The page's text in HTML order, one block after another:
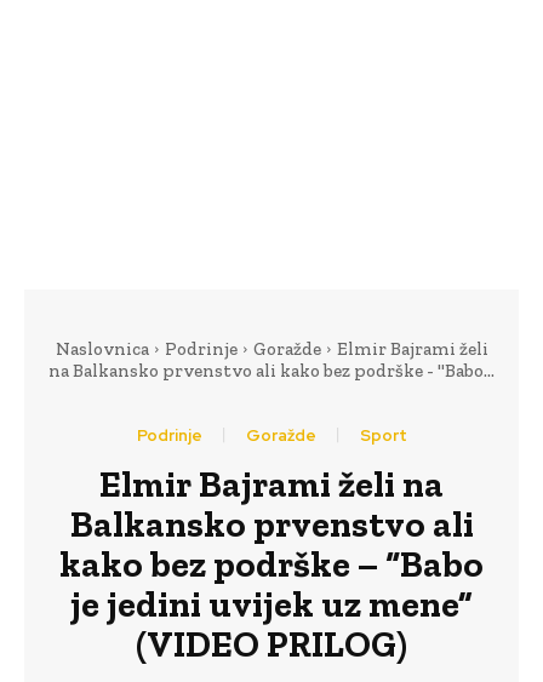
Naslovnica Podrinje Goražde
Elmir Bajrami želi
na Balkansko prvenstvo ali kako bez podrške - "Babo...
Podrinje Goražde Sport
Elmir Bajrami želi na
Balkansko prvenstvo ali
kako bez podrške – “Babo
je jedini uvijek uz mene”
(VIDEO PRILOG)